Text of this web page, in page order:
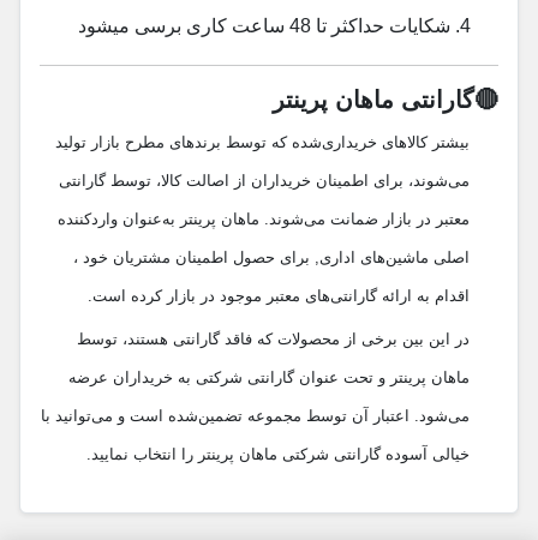
شکایات حداکثر تا 48 ساعت کاری برسی میشود
🔴گارانتی ماهان پرینتر
بیشتر کالاهای خریداری‌شده که توسط برندهای مطرح بازار تولید
می‌شوند، برای اطمینان خریداران از اصالت کالا، توسط گارانتی
معتبر در بازار ضمانت می‌شوند. ماهان پرینتر به‌عنوان واردکننده
اصلی ماشین‌های اداری, برای حصول اطمینان مشتریان خود ،
اقدام به ارائه گارانتی‌های معتبر موجود در بازار کرده است.
در این بین برخی از محصولات که فاقد گارانتی هستند، توسط
ماهان پرینتر و تحت عنوان گارانتی شرکتی به خریداران عرضه
می‌شود. اعتبار آن توسط مجموعه تضمین‌شده است و می‌توانید با
خیالی آسوده گارانتی شرکتی ماهان پرینتر را انتخاب نمایید.